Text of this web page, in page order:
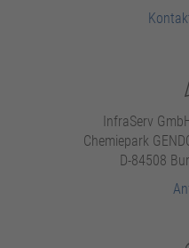
InfraServ
Chemiepark
D-84508